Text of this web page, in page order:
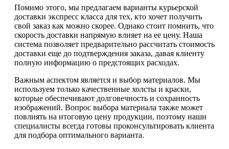
Помимо этого, мы предлагаем варианты курьерской
доставки экспресс класса для тех, кто хочет получить
свой заказ как можно скорее. Однако стоит помнить, что
скорость доставки напрямую влияет на ее цену. Наша
система позволяет предварительно рассчитать стоимость
доставки еще до подтверждения заказа, давая клиенту
полную информацию о предстоящих расходах.
Важным аспектом является и выбор материалов. Мы
используем только качественные холсты и краски,
которые обеспечивают долговечность и сохранность
изображений. Вопрос выбора материала также может
повлиять на итоговую цену продукции, поэтому наши
специалисты всегда готовы проконсультировать клиента
для подбора оптимального варианта.